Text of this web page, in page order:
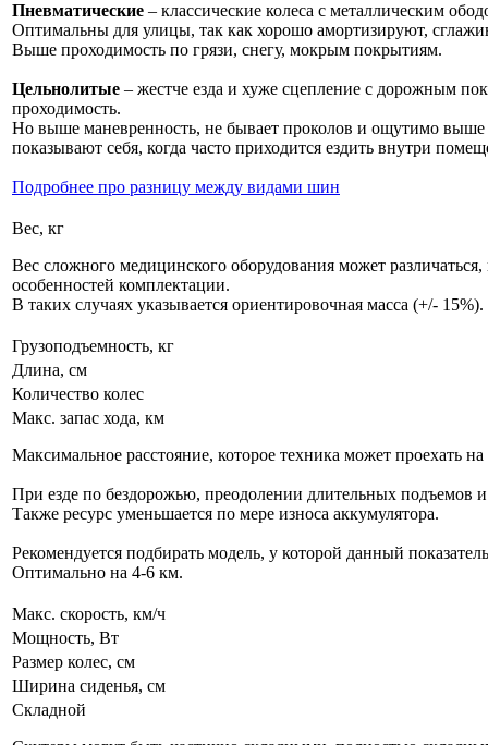
Пневматические – классические колеса с металлическим
Оптимальны для улицы, так как хорошо амортизируют,
Выше проходимость по грязи, снегу, мокрым покрытиям.
Цельнолитые – жестче езда и хуже сцепление с дорожным
проходимость.
Но выше маневренность, не бывает проколов и ощутимо
показывают себя, когда часто приходится ездить внутри
Подробнее про разницу между видами шин
Вес, кг
Вес сложного медицинского оборудования может
особенностей комплектации.
В таких случаях указывается ориентировочная масса (+/- 15%).
Грузоподъемность, кг
Длина, см
Количество колес
Макс. запас хода, км
Максимальное расстояние, которое техника может проехать
При езде по бездорожью, преодолении длительных подъемов
Также ресурс уменьшается по мере износа аккумулятора.
Рекомендуется подбирать модель, у которой данный
Оптимально на 4-6 км.
Макс. скорость, км/ч
Мощность, Вт
Размер колес, см
Ширина сиденья, см
Складной